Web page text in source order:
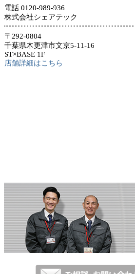
電話 0120-989-936
株式会社シェアテック
〒292-0804
千葉県木更津市文京5-11-16
ST×BASE 1F
店舗詳細はこちら